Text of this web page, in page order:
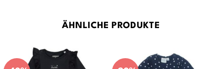
ÄHNLICHE PRODUKTE